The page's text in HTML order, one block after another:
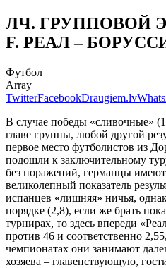
ЛЧ. ГРУППОВОЙ
F. РЕАЛ –
Футбол
Array
TwitterFacebookDraugiem.lv
В случае победы «сливочные»
главе группы, любой другой
первое место футболистов из
подошли к заключительному
без поражений, германцы
великолепный показатель
испанцев «лишняя» ничья,
порядке (2,8), если же брать
турнирах, то здесь впереди
против 46 и соответственно
чемпионатах они занимают
хозяева – главенствующую,